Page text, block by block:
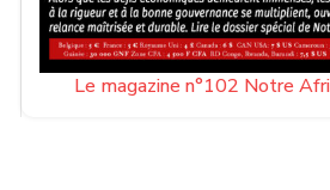
Le magazine n°102 Notre